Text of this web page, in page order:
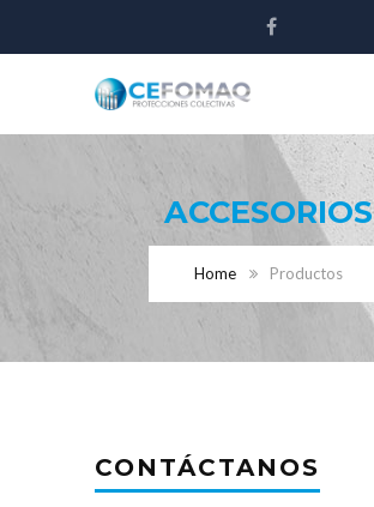
ACCESORIOS
Home Productos
CONTÁCTANOS